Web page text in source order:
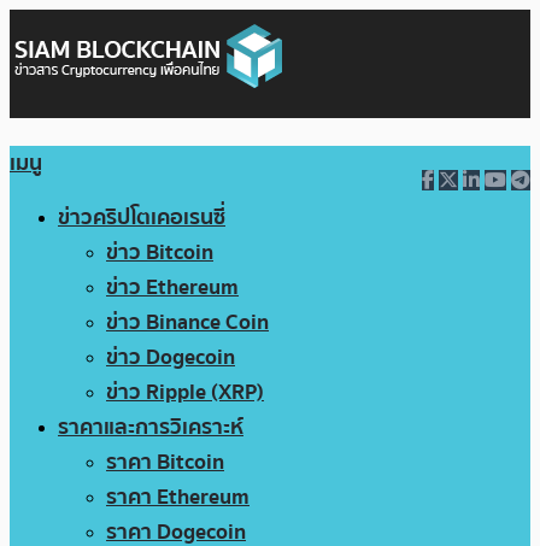
เมนู
ข่าวคริปโตเคอเรนซี่
ข่าว Bitcoin
ข่าว Ethereum
ข่าว Binance Coin
ข่าว Dogecoin
ข่าว Ripple (XRP)
ราคาและการวิเคราะห์
ราคา Bitcoin
ราคา Ethereum
ราคา Dogecoin